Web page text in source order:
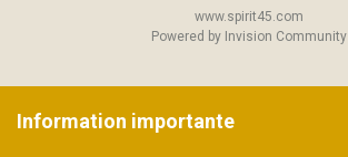
www.spirit45.com
Powered by Invision Community
Information importante